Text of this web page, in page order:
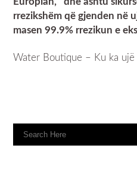
rrezikshëm që gjenden në
masen 99.9% rrezikun e
Water Boutique – Ku ka